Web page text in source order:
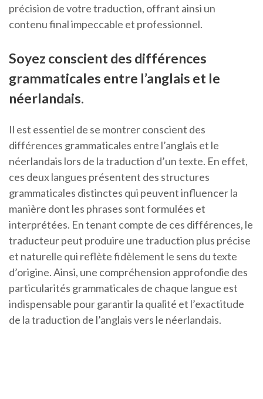
précision de votre traduction, offrant ainsi un
contenu final impeccable et professionnel.
Soyez conscient des différences
grammaticales entre l’anglais et le
néerlandais.
Il est essentiel de se montrer conscient des
différences grammaticales entre l’anglais et le
néerlandais lors de la traduction d’un texte. En effet,
ces deux langues présentent des structures
grammaticales distinctes qui peuvent influencer la
manière dont les phrases sont formulées et
interprétées. En tenant compte de ces différences, le
traducteur peut produire une traduction plus précise
et naturelle qui reflète fidèlement le sens du texte
d’origine. Ainsi, une compréhension approfondie des
particularités grammaticales de chaque langue est
indispensable pour garantir la qualité et l’exactitude
de la traduction de l’anglais vers le néerlandais.